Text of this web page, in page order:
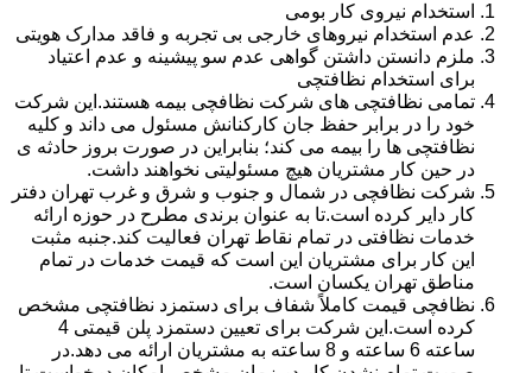
استخدام نیروی کار بومی
عدم استخدام نیروهای خارجی بی تجربه و فاقد مدارک هویتی
ملزم دانستن داشتن گواهی عدم سو پیشینه و عدم اعتیاد
برای استخدام نظافتچی
تمامی نظافتچی های شرکت نظافچی بیمه هستند.این شرکت
خود را در برابر حفظ جان کارکنانش مسئول می داند و کلیه
نظافتچی ها را بیمه می کند؛ بنابراین در صورت بروز حادثه ی
در حین کار مشتریان هیچ مسئولیتی نخواهند داشت.
شرکت نظافچی در شمال و جنوب و شرق و غرب تهران دفتر
کار دایر کرده است.تا به عنوان برندی مطرح در حوزه ارائه
خدمات نظافتی در تمام نقاط تهران فعالیت کند.جنبه مثبت
این کار برای مشتریان این است که قیمت خدمات در تمام
مناطق تهران یکسان است.
نظافچی قیمت کاملاً شفاف برای دستمزد نظافتچی مشخص
کرده است.این شرکت برای تعیین دستمزد پلن قیمتی 4
ساعته 6 ساعته و 8 ساعته به مشتریان ارائه می دهد.در